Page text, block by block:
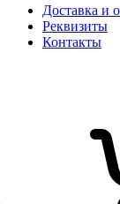
Доставка и
Реквизиты
Контакты